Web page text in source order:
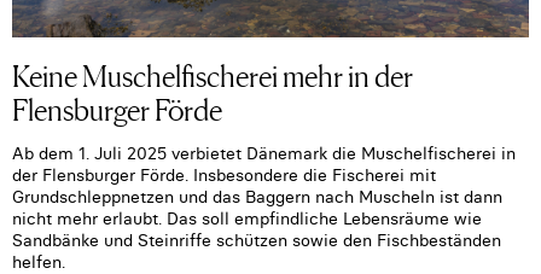
Keine Muschelfischerei mehr in der
Flensburger Förde
Ab dem 1. Juli 2025 verbietet Dänemark die Muschelfischerei in
der Flensburger Förde. Insbesondere die Fischerei mit
Grundschleppnetzen und das Baggern nach Muscheln ist dann
nicht mehr erlaubt. Das soll empfindliche Lebensräume wie
Sandbänke und Steinriffe schützen sowie den Fischbeständen
helfen.